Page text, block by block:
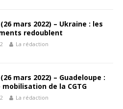
(26 mars 2022) – Ukraine : les
redoublent
La rédaction
(26 mars 2022) – Guadeloupe :
mobilisation de la CGTG
La rédaction